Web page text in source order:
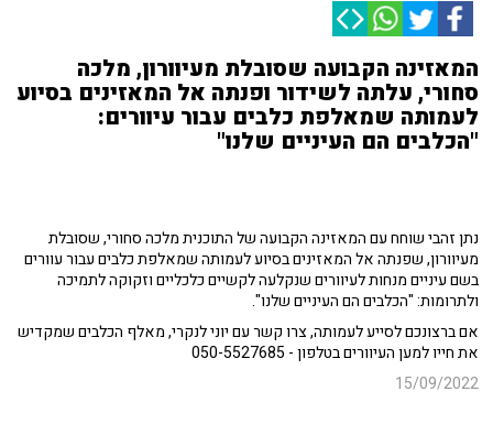
המאזינה הקבועה שסובלת מעיוורון, מלכה
סחורי, עלתה לשידור ופנתה אל המאזינים בסיוע
לעמותה שמאלפת כלבים עבור עיוורים:
"הכלבים הם העיניים שלנו"
נתן זהבי שוחח עם המאזינה הקבועה של התוכנית מלכה סחורי, שסובלת
מעיוורון, שפנתה אל המאזינים בסיוע לעמותה שמאלפת כלבים עבור עוורים
בשם עיניים מנחות לעיוורים שנקלעה לקשיים כלכליים וזקוקה לתמיכה
ולתרומות: "הכלבים הם העיניים שלנו".
אם ברצונכם לסייע לעמותה, צרו קשר עם יוני לנקרי, מאלף הכלבים שמקדיש
את חייו למען העיוורים בטלפון - 050-5527685
15/09/2022